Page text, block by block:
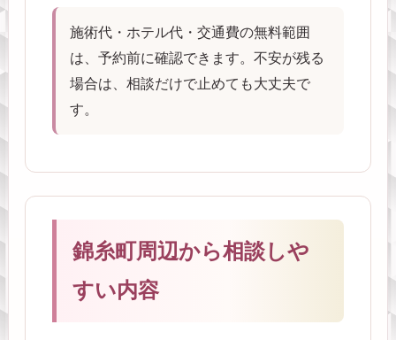
施術代・ホテル代・交通費の無料範囲
は、予約前に確認できます。不安が残る
場合は、相談だけで止めても大丈夫で
す。
錦糸町周辺から相談しや
すい内容